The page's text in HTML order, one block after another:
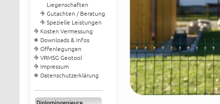
Liegenschaften
Gutachten / Beratung
Spezielle Leistungen
Kosten Vermessung
Downloads & Infos
Offenlegungen
VRMSG Geotool
Impressum
Datenschutzerklärung